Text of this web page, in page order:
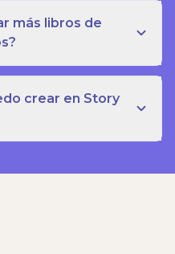
más libros de
crear en Story